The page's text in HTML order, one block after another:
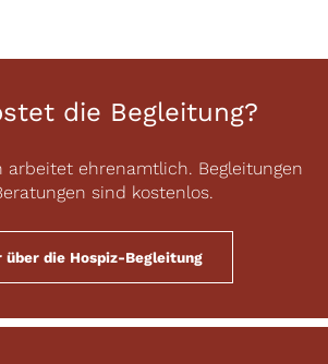
die Begleitung?
arbeitet ehrenamtlich. Begleitungen
sind kostenlos.
über die Hospiz-Begleitung